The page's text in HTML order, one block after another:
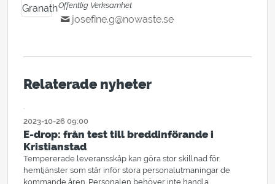
Offentlig Verksamhet
josefine.g@nowaste.se
Relaterade nyheter
2023-10-26 09:00
E-drop: från test till breddinförande i
Kristianstad
Tempererade leveransskåp kan göra stor skillnad för
hemtjänster som står inför stora personalutmaningar de
kommande åren. Personalen behöver inte handla